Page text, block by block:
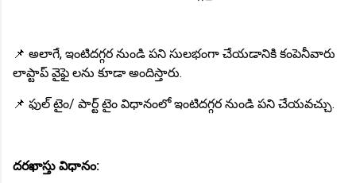
📌 అలాగే, ఇంటిదగ్గర నుండి పని సులభంగా చేయడానికి కంపెనీవారు
లాప్టాప్ వైఫై లను కూడా అందిస్తారు.
📌 ఫుల్ టైం/ పార్ట్ టైం విధానంలో ఇంటిదగ్గర నుండి పని చేయవచ్చు.
దరఖాస్తు విధానం: